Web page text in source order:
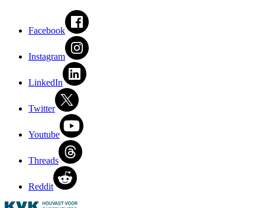
Facebook
Instagram
LinkedIn
Twitter
Youtube
Threads
Reddit